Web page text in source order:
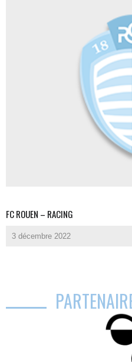
FC ROUEN – RACING
3 décembre 2022